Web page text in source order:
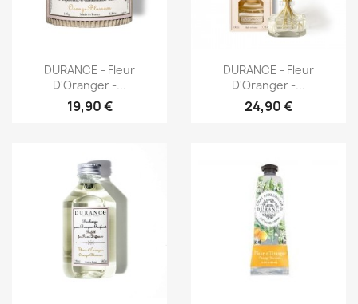
 Aperçu rapide
DURANCE - Fleur
D'Oranger -...
19,90 €
 Aperçu rapide
DURANCE - Fleur
D'Oranger -...
24,90 €